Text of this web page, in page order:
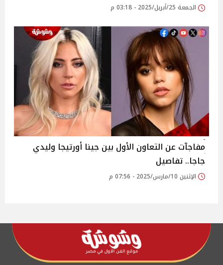
الجمعة 25/أبريل/2025 - 03:18 م
مفاجآت عن التعاون الأول بين جينا أورتيجا وليدي
جاجا.. تفاصيل
الإثنين 10/مارس/2025 - 07:56 م